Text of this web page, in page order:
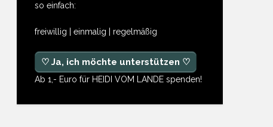
so einfach:
freiwillig | einmalig | regelmäßig
♡ Ja, ich möchte unterstützen ♡
Ab 1,- Euro für HEIDI VOM LANDE spenden!